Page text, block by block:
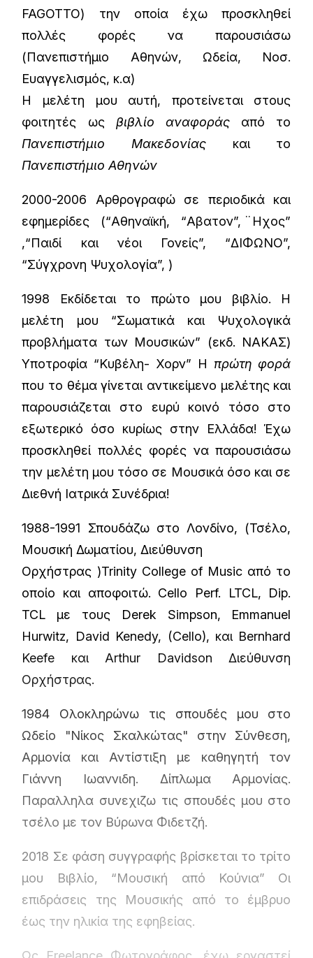
FAGOTTO) την οποία έχω προσκληθεί
πολλές φορές να παρουσιάσω
(Πανεπιστήμιο Αθηνών, Ωδεία, Νοσ.
Ευαγγελισμός, κ.α)
Η μελέτη μου αυτή, προτείνεται στους
φοιτητές ως βιβλίο αναφοράς από το
Πανεπιστήμιο Μακεδονίας και το
Πανεπιστήμιο Αθηνών
2000-2006 Αρθρογραφώ σε περιοδικά και
εφημερίδες (“Αθηναϊκή, “Αβατον”, ̈Ηχος”
,“Παιδί και νέοι Γονείς”, “ΔΙΦΩΝΟ”,
“Σύγχρονη Ψυχολογία”, )
1998 Εκδίδεται το πρώτο μου βιβλίο. Η
μελέτη μου “Σωματικά και Ψυχολογικά
προβλήματα των Μουσικών” (εκδ. ΝΑΚΑΣ)
Υποτροφία “Κυβέλη- Χορν” Η πρώτη φορά
που το θέμα γίνεται αντικείμενο μελέτης και
παρουσιάζεται στο ευρύ κοινό τόσο στο
εξωτερικό όσο κυρίως στην Ελλάδα! Έχω
προσκληθεί πολλές φορές να παρουσιάσω
την μελέτη μου τόσο σε Μουσικά όσο και σε
Διεθνή Ιατρικά Συνέδρια!
1988-1991 Σπουδάζω στο Λονδίνο, (Τσέλο,
Μουσική Δωματίου, Διεύθυνση
Ορχήστρας )Trinity College of Music από το
οποίο και αποφοιτώ. Cello Perf. LTCL, Dip.
TCL με τους Derek Simpson, Emmanuel
Hurwitz, David Kenedy, (Cello), και Bernhard
Keefe και Arthur Davidson Διεύθυνση
Ορχήστρας.
1984 Ολοκληρώνω τις σπουδές μου στο
Ωδείο "Νίκος Σκαλκώτας" στην Σύνθεση,
Αρμονία και Αντίστιξη με καθηγητή τον
Γιάννη Ιωαννιδη. Δίπλωμα Αρμονίας.
Παραλληλα συνεχιζω τις σπουδές μου στο
τσέλο με τον Βύρωνα Φιδετζή.
2018 Σε φάση συγγραφής βρίσκεται το τρίτο
μου Βιβλίο, “Μουσική από Κούνια” Οι
επιδράσεις της Μουσικής από το έμβρυο
έως την ηλικία της εφηβείας.